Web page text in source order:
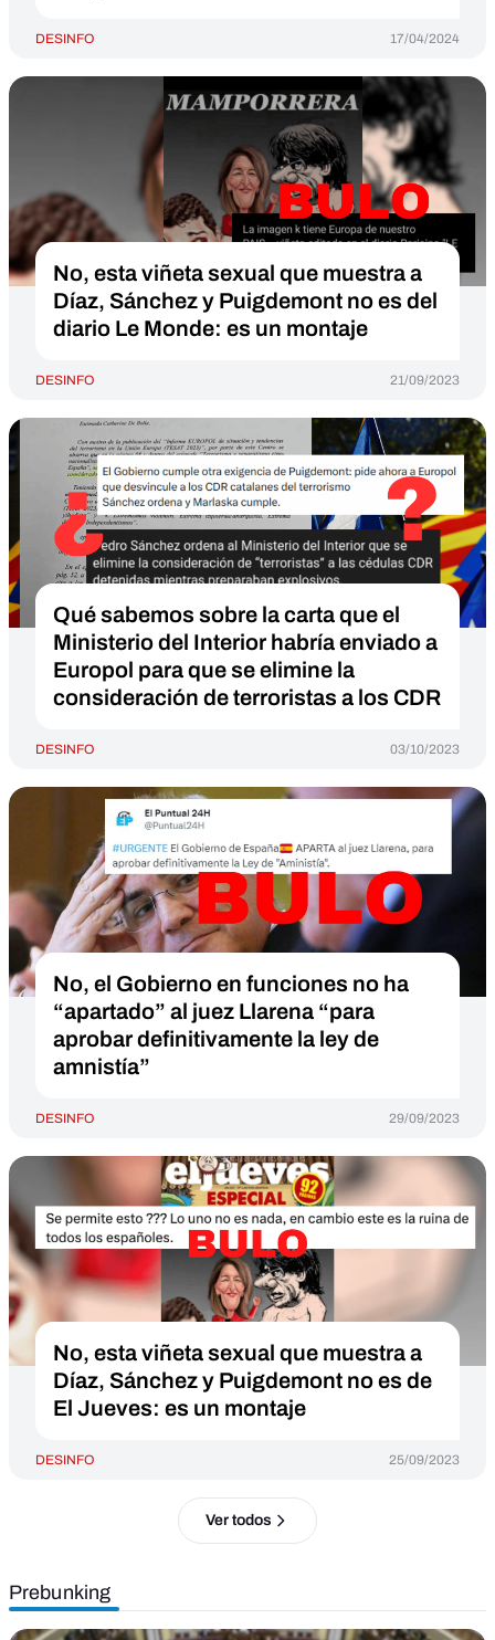
DESINFO 17/04/2024
No, esta viñeta sexual que muestra a
Díaz, Sánchez y Puigdemont no es del
diario Le Monde: es un montaje
DESINFO 21/09/2023
Qué sabemos sobre la carta que el
Ministerio del Interior habría enviado a
Europol para que se elimine la
consideración de terroristas a los CDR
DESINFO 03/10/2023
No, el Gobierno en funciones no ha
“apartado” al juez Llarena “para
aprobar definitivamente la ley de
amnistía”
DESINFO 29/09/2023
No, esta viñeta sexual que muestra a
Díaz, Sánchez y Puigdemont no es de
El Jueves: es un montaje
DESINFO 25/09/2023
Ver todos
Prebunking